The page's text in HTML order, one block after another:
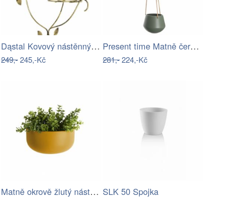
Dąstal Kovový nástěnný květinový držák
249,-245,-Kč
Present time Matně černý keramický…
281,-224,-Kč
Matně okrově žlutý nástěnný keramický… SLK 50 Spojka